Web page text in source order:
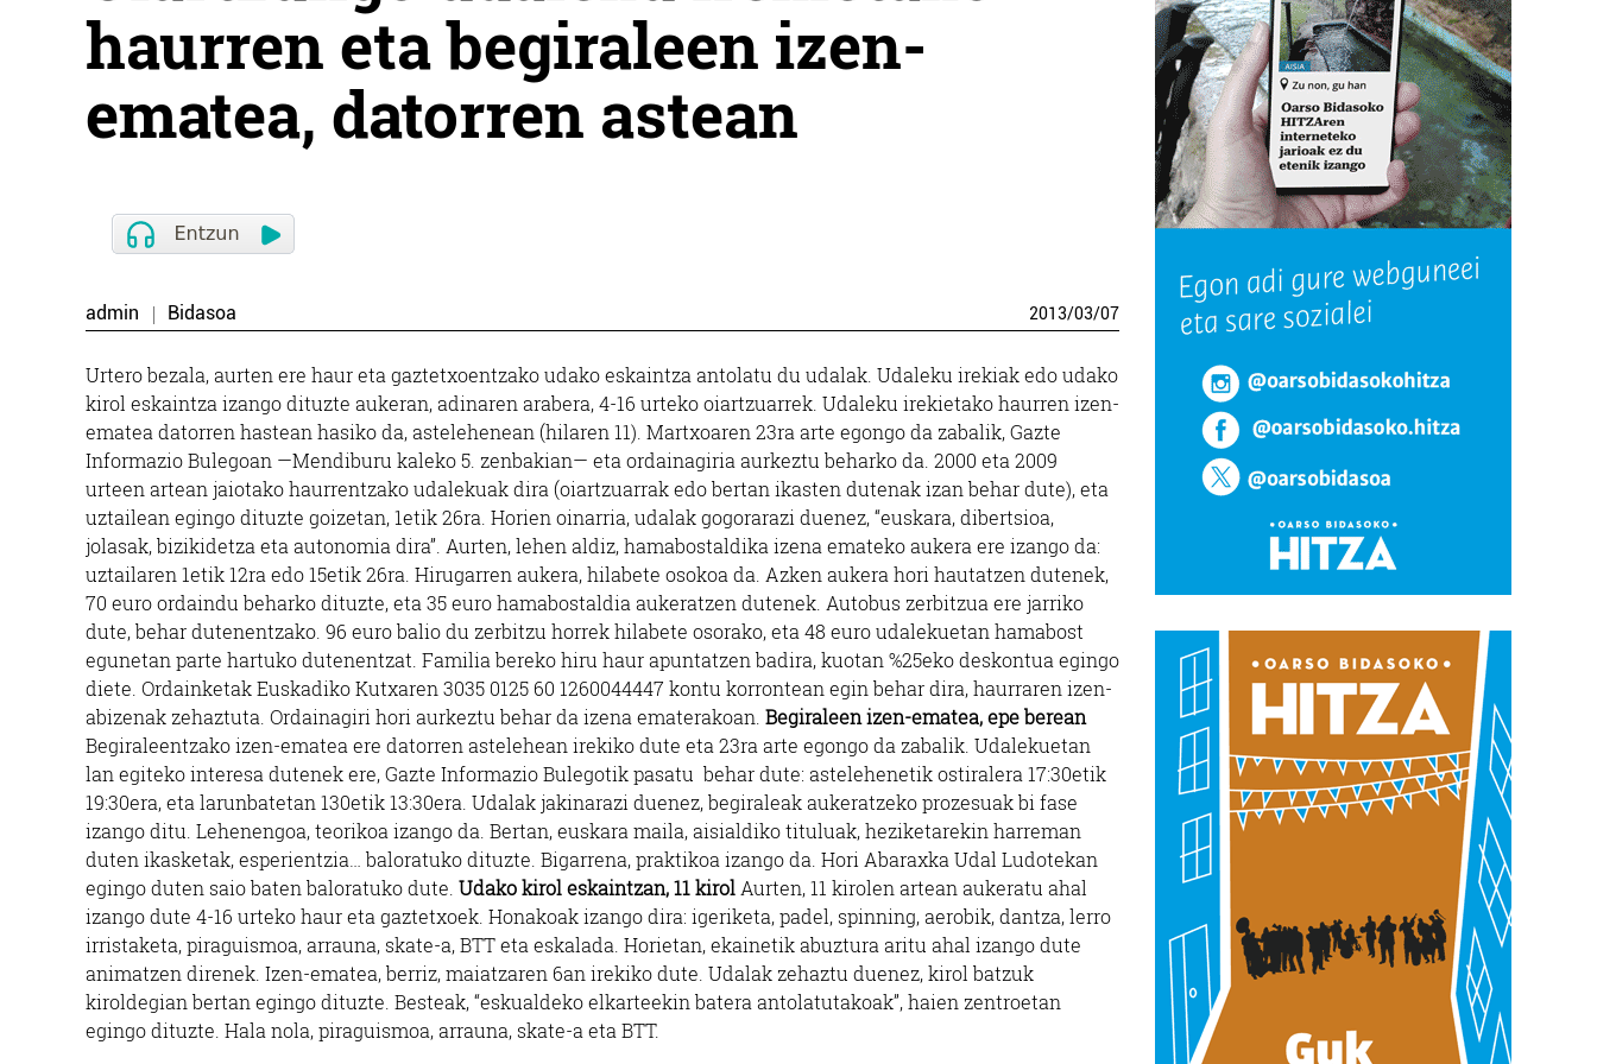
haurren eta begiraleen izen-
ematea, datorren astean
admin Bidasoa 2013/03/07
Urtero bezala, aurten ere haur eta gaztetxoentzako udako eskaintza antolatu du udalak. Udaleku irekiak edo udako
kirol eskaintza izango dituzte aukeran, adinaren arabera, 4-16 urteko oiartzuarrek. Udaleku irekietako haurren izen-
ematea datorren hastean hasiko da, astelehenean (hilaren 11). Martxoaren 23ra arte egongo da zabalik, Gazte
Informazio Bulegoan —Mendiburu kaleko 5. zenbakian— eta ordainagiria aurkeztu beharko da. 2000 eta 2009
urteen artean jaiotako haurrentzako udalekuak dira (oiartzuarrak edo bertan ikasten dutenak izan behar dute), eta
uztailean egingo dituzte goizetan, 1etik 26ra. Horien oinarria, udalak gogorarazi duenez, “euskara, dibertsioa,
jolasak, bizikidetza eta autonomia dira”. Aurten, lehen aldiz, hamabostaldika izena emateko aukera ere izango da:
uztailaren 1etik 12ra edo 15etik 26ra. Hirugarren aukera, hilabete osokoa da. Azken aukera hori hautatzen dutenek,
70 euro ordaindu beharko dituzte, eta 35 euro hamabostaldia aukeratzen dutenek. Autobus zerbitzua ere jarriko
dute, behar dutenentzako. 96 euro balio du zerbitzu horrek hilabete osorako, eta 48 euro udalekuetan hamabost
egunetan parte hartuko dutenentzat. Familia bereko hiru haur apuntatzen badira, kuotan %25eko deskontua egingo
diete. Ordainketak Euskadiko Kutxaren 3035 0125 60 1260044447 kontu korrontean egin behar dira, haurraren izen-
abizenak zehaztuta. Ordainagiri hori aurkeztu behar da izena ematerakoan. Begiraleen izen-ematea, epe berean
Begiraleentzako izen-ematea ere datorren astelehean irekiko dute eta 23ra arte egongo da zabalik. Udalekuetan
lan egiteko interesa dutenek ere, Gazte Informazio Bulegotik pasatu behar dute: astelehenetik ostiralera 17:30etik
19:30era, eta larunbatetan 130etik 13:30era. Udalak jakinarazi duenez, begiraleak aukeratzeko prozesuak bi fase
izango ditu. Lehenengoa, teorikoa izango da. Bertan, euskara maila, aisialdiko tituluak, heziketarekin harreman
duten ikasketak, esperientzia… baloratuko dituzte. Bigarrena, praktikoa izango da. Hori Abaraxka Udal Ludotekan
egingo duten saio baten baloratuko dute. Udako kirol eskaintzan, 11 kirol Aurten, 11 kirolen artean aukeratu ahal
izango dute 4-16 urteko haur eta gaztetxoek. Honakoak izango dira: igeriketa, padel, spinning, aerobik, dantza, lerro
irristaketa, piraguismoa, arrauna, skate-a, BTT eta eskalada. Horietan, ekainetik abuztura aritu ahal izango dute
animatzen direnek. Izen-ematea, berriz, maiatzaren 6an irekiko dute. Udalak zehaztu duenez, kirol batzuk
kiroldegian bertan egingo dituzte. Besteak, “eskualdeko elkarteekin batera antolatutakoak”, haien zentroetan
egingo dituzte. Hala nola, piraguismoa, arrauna, skate-a eta BTT.